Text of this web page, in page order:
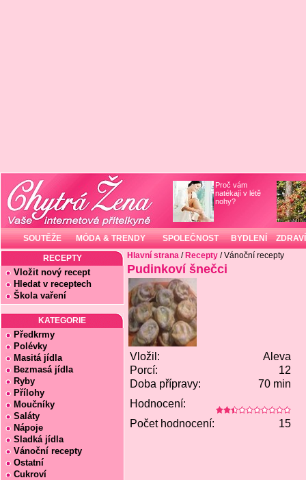
Proč vám
natékají v létě
nohy?
SOUTĚŽE MÓDA & TRENDY SPOLEČNOST BYDLENÍ ZDRAVÍ
RECEPTY
Vložit nový recept
Hledat v receptech
Škola vaření
KATEGORIE
Předkrmy
Polévky
Masitá jídla
Bezmasá jídla
Ryby
Přílohy
Moučníky
Saláty
Nápoje
Sladká jídla
Vánoční recepty
Ostatní
Cukroví
Hlavní strana / Recepty / Vánoční recepty
Pudinkoví šnečci
Vložil:
Aleva
Porcí:
12
Doba přípravy:
70 min
Hodnocení:
Počet hodnocení:
15